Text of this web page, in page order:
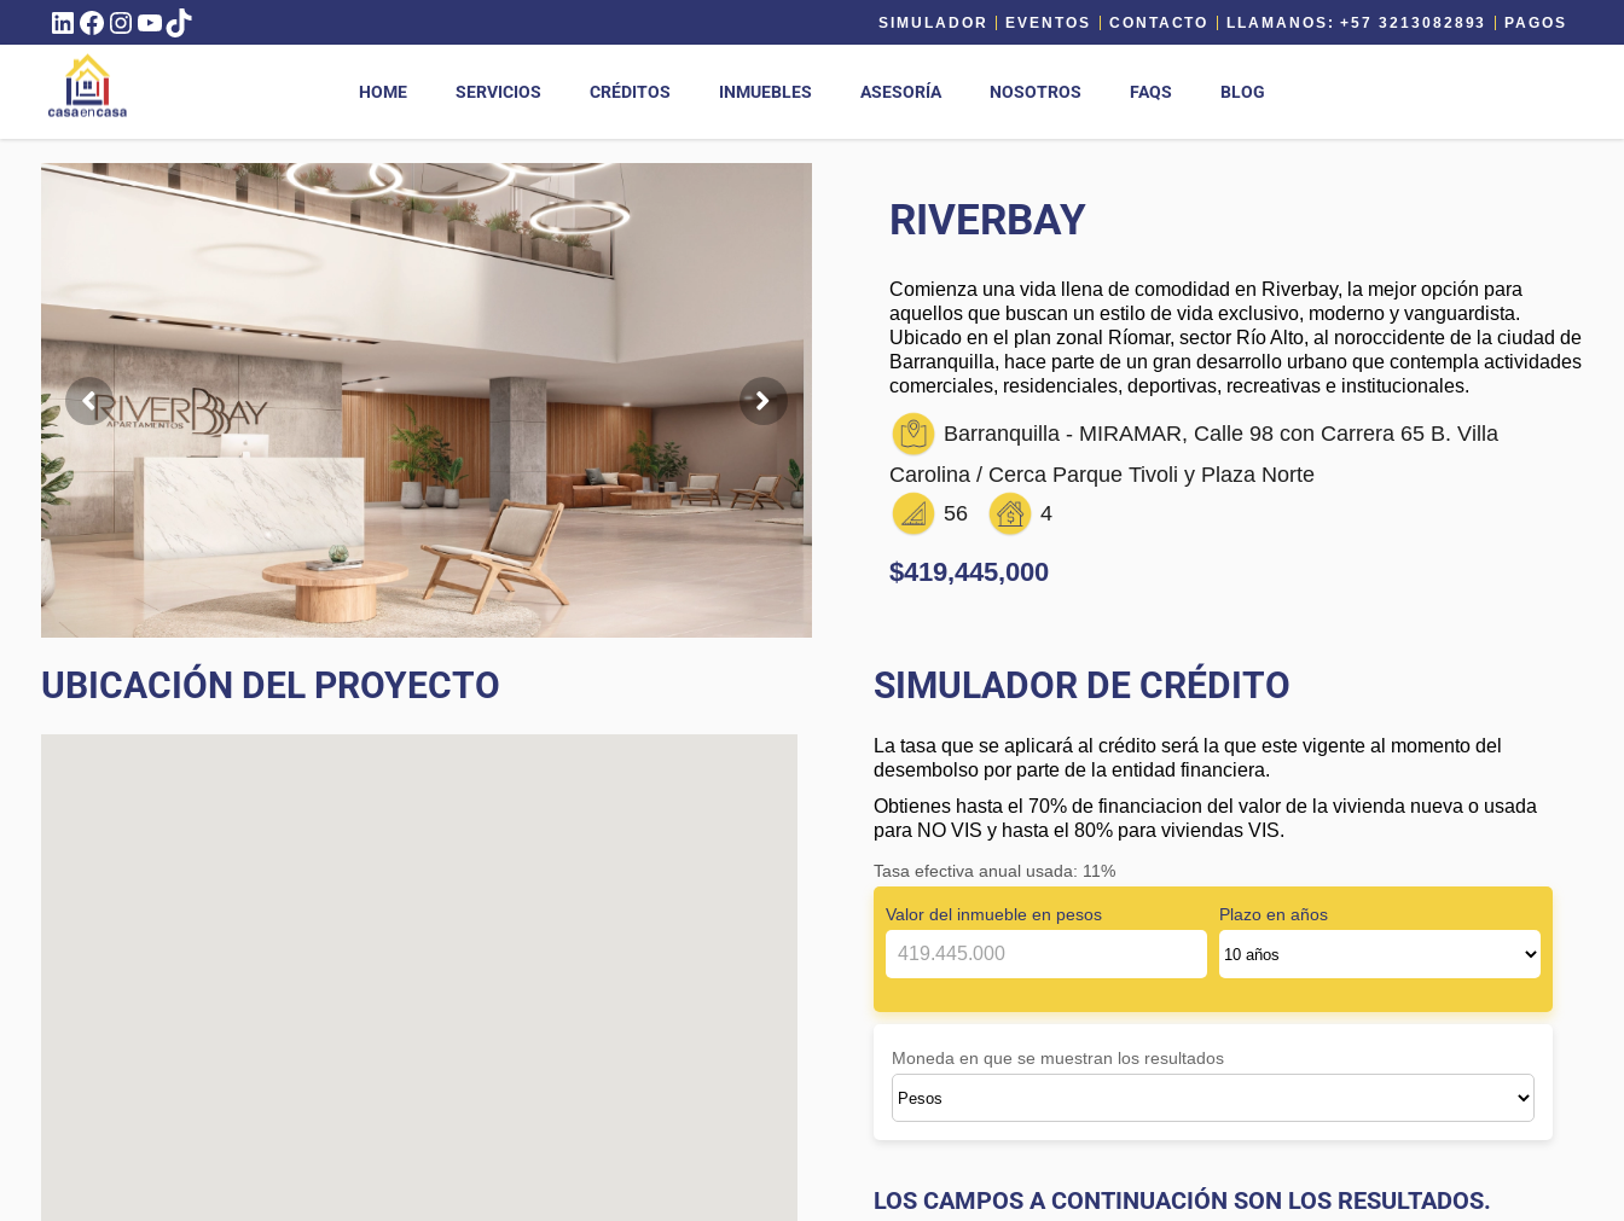
LINKEDIN
FACEBOOK
INSTAGRAM
YOUTUBE
TIKTOK SIMULADOR EVENTOS CONTACTO LLAMANOS: +57 3213082893 PAGOS
HOME SERVICIOS CRÉDITOS INMUEBLES ASESORÍA NOSOTROS FAQS BLOG
RIVERBAY
Comienza una vida llena de comodidad en Riverbay, la mejor opción para
aquellos que buscan un estilo de vida exclusivo, moderno y vanguardista.
Ubicado en el plan zonal Ríomar, sector Río Alto, al noroccidente de la ciudad de
Barranquilla, hace parte de un gran desarrollo urbano que contempla actividades
comerciales, residenciales, deportivas, recreativas e institucionales.
Barranquilla - MIRAMAR, Calle 98 con Carrera 65 B. Villa
Carolina / Cerca Parque Tivoli y Plaza Norte
56
4
$419,445,000
UBICACIÓN DEL PROYECTO SIMULADOR DE CRÉDITO
La tasa que se aplicará al crédito será la que este vigente al momento del
desembolso por parte de la entidad financiera.
Obtienes hasta el 70% de financiacion del valor de la vivienda nueva o usada
para NO VIS y hasta el 80% para viviendas VIS.
Tasa efectiva anual usada: 11%
Valor del inmueble en pesos Plazo en años
Moneda en que se muestran los resultados
LOS CAMPOS A CONTINUACIÓN SON LOS RESULTADOS.